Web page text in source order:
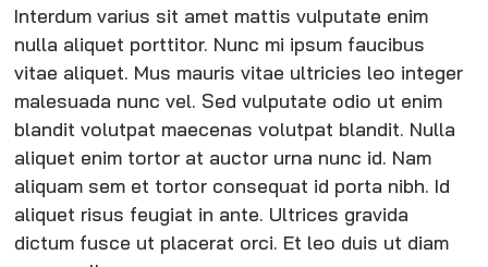
Interdum varius sit amet mattis vulputate enim
nulla aliquet porttitor. Nunc mi ipsum faucibus
vitae aliquet. Mus mauris vitae ultricies leo integer
malesuada nunc vel. Sed vulputate odio ut enim
blandit volutpat maecenas volutpat blandit. Nulla
aliquet enim tortor at auctor urna nunc id. Nam
aliquam sem et tortor consequat id porta nibh. Id
aliquet risus feugiat in ante. Ultrices gravida
dictum fusce ut placerat orci. Et leo duis ut diam